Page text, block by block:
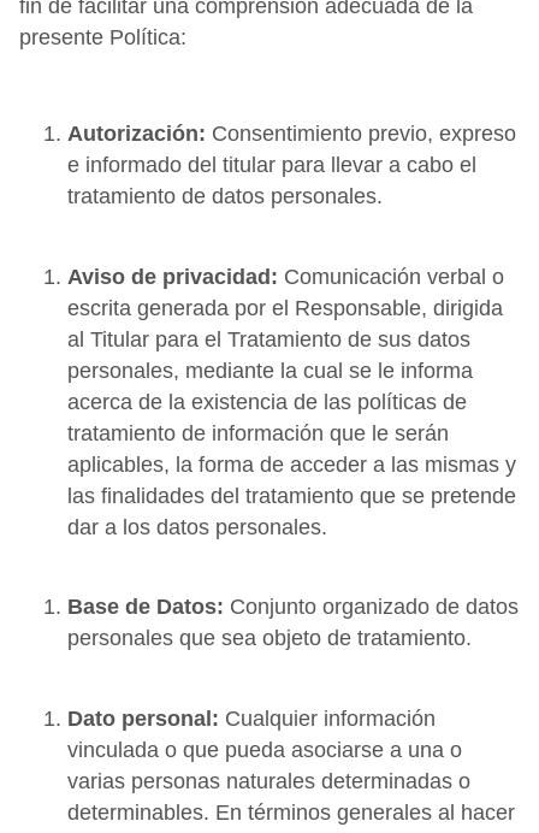
fin de facilitar una comprensión adecuada de la
presente Política:
Autorización: Consentimiento previo, expreso
e informado del titular para llevar a cabo el
tratamiento de datos personales.
Aviso de privacidad: Comunicación verbal o
escrita generada por el Responsable, dirigida
al Titular para el Tratamiento de sus datos
personales, mediante la cual se le informa
acerca de la existencia de las políticas de
tratamiento de información que le serán
aplicables, la forma de acceder a las mismas y
las finalidades del tratamiento que se pretende
dar a los datos personales.
Base de Datos: Conjunto organizado de datos
personales que sea objeto de tratamiento.
Dato personal: Cualquier información
vinculada o que pueda asociarse a una o
varias personas naturales determinadas o
determinables. En términos generales al hacer